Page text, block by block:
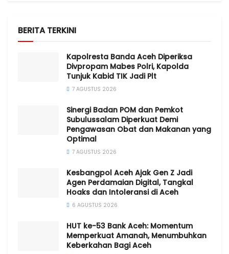
BERITA TERKINI
Kapolresta Banda Aceh Diperiksa
Divpropam Mabes Polri, Kapolda
Tunjuk Kabid TIK Jadi Plt
7 AGUSTUS 2026
Sinergi Badan POM dan Pemkot
Subulussalam Diperkuat Demi
Pengawasan Obat dan Makanan yang
Optimal
7 AGUSTUS 2026
Kesbangpol Aceh Ajak Gen Z Jadi
Agen Perdamaian Digital, Tangkal
Hoaks dan Intoleransi di Aceh
6 AGUSTUS 2026
HUT ke-53 Bank Aceh: Momentum
Memperkuat Amanah, Menumbuhkan
Keberkahan Bagi Aceh